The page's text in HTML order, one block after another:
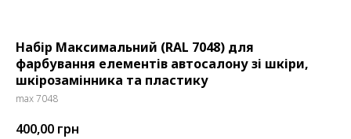
Набір Максимальний (RAL 7048) для
фарбування елементів автосалону зі шкіри,
шкірозамінника та пластику
max 7048
400,00 грн